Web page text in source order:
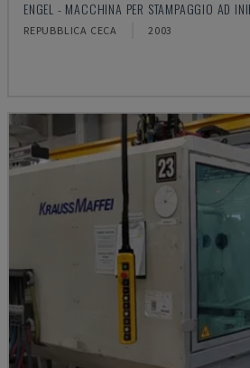
ENGEL - MACCHINA PER STAMPAGGIO AD
REPUBBLICA CECA 2003